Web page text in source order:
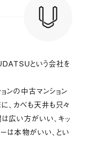
という会社を
ンの中古マンション
に、カベも天井も只々
広い方がいい、キッ
は本物がいい、とい